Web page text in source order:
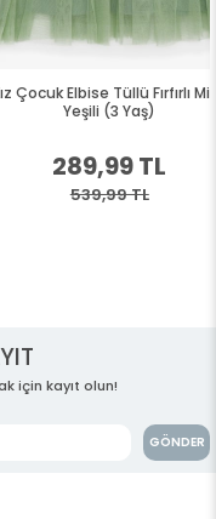
Elbise Tüllü Fırfırlı Mint
Yeşili (3 Yaş)
289,99 TL
539,99 TL
için kayıt olun!
GÖNDER